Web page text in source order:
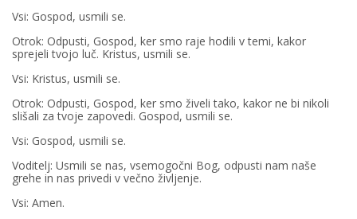
Vsi: Gospod, usmili se.
Otrok: Odpusti, Gospod, ker smo raje hodili v temi, kakor
sprejeli tvojo luč. Kristus, usmili se.
Vsi: Kristus, usmili se.
Otrok: Odpusti, Gospod, ker smo živeli tako, kakor ne bi nikoli
slišali za tvoje zapovedi. Gospod, usmili se.
Vsi: Gospod, usmili se.
Voditelj: Usmili se nas, vsemogočni Bog, odpusti nam naše
grehe in nas privedi v večno življenje.
Vsi: Amen.